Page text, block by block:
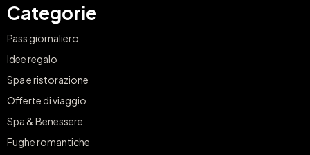
Categorie
Pass giornaliero
Idee regalo
Spa e ristorazione
Offerte di viaggio
Spa & Benessere
Fughe romantiche